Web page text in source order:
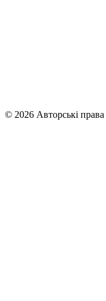
© 2026 Авторські права